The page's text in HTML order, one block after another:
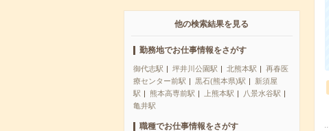
他の検索結果を見る
勤務地でお仕事情報をさがす
御代志駅 坪井川公園駅 北熊本駅
再春医
療センター前駅
黒石(熊本県)駅
新須屋
駅
熊本高専前駅 上熊本駅
八景水谷駅
亀井駅
職種でお仕事情報をさがす